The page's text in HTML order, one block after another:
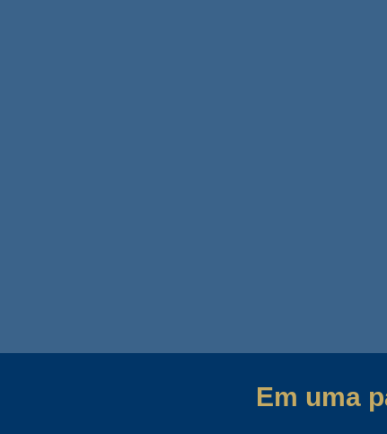
Em uma